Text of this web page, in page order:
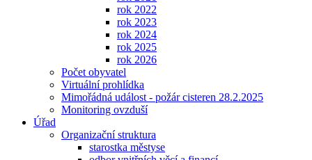
rok 2022
rok 2023
rok 2024
rok 2025
rok 2026
Počet obyvatel
Virtuální prohlídka
Mimořádná událost - požár cisteren 28.2.2025
Monitoring ovzduší
Úřad
Organizační struktura
starostka městyse